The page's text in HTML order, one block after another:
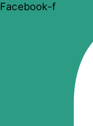
Facebook-f